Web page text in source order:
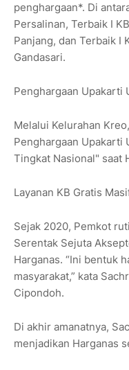
penghargaan*. Di
Persalinan, Terbaik I
Panjang, dan Terbaik I
Gandasari.
Penghargaan Upakarti
Melalui Kelurahan
Penghargaan Upakarti
Tingkat Nasional" saat
Layanan KB Gratis
Sejak 2020, Pemkot
Serentak Sejuta
Harganas. “Ini bentuk
masyarakat,” kata
Cipondoh.
Di akhir amanatnya,
menjadikan Harganas